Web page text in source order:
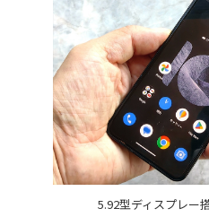
5.92型ディスプレー